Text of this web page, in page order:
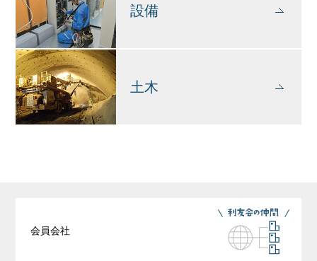
設備
土木
会員会社